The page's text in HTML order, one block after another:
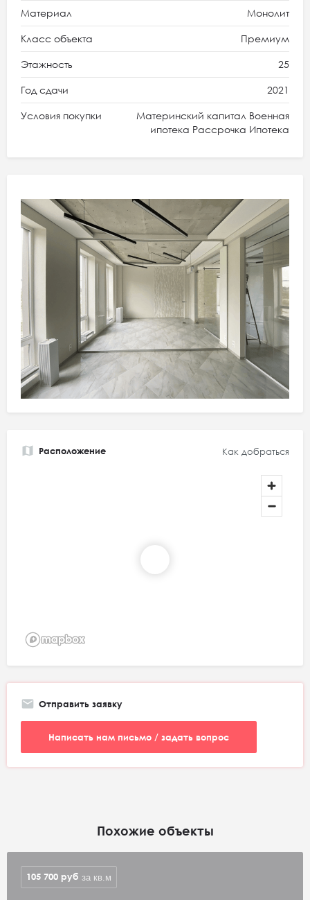
Материал Монолит
Класс объекта Премиум
Этажность 25
Год сдачи 2021
Условия покупки
Материнский капитал Военная
ипотека Рассрочка Ипотека
Расположение Как добраться
Отправить заявку
Написать нам письмо / задать вопрос
Похожие объекты
105 700 руб за кв.м